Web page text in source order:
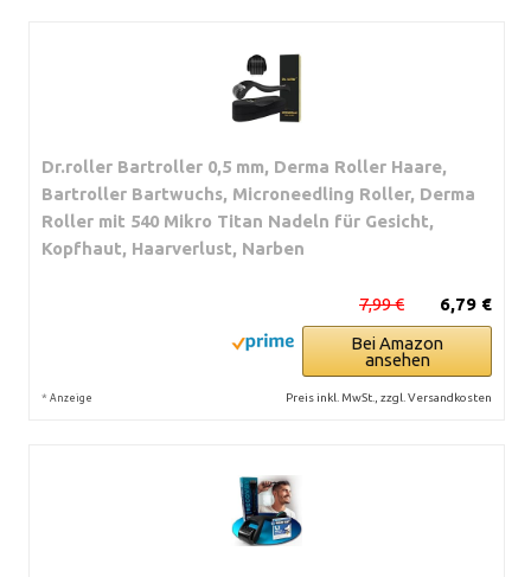
Dr.roller Bartroller 0,5 mm, Derma Roller Haare,
Bartroller Bartwuchs, Microneedling Roller, Derma
Roller mit 540 Mikro Titan Nadeln für Gesicht,
Kopfhaut, Haarverlust, Narben
6,79 €
7,99 €
Bei Amazon
ansehen
* Anzeige Preis inkl. MwSt., zzgl. Versandkosten